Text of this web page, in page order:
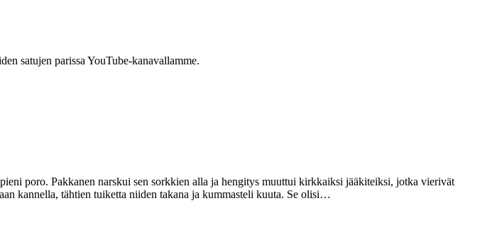
satujen parissa YouTube-kanavallamme.
poro. Pakkanen narskui sen sorkkien alla ja hengitys muuttui kirkkaiksi jääkiteiksi, jotka vierivät
kannella, tähtien tuiketta niiden takana ja kummasteli kuuta. Se olisi…